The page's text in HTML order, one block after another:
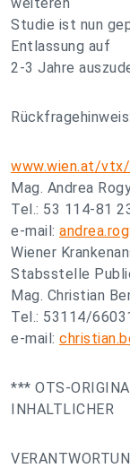
Studie ist nun
Entlassung auf
2-3 Jahre
www.wien.at/
Mag. Andrea
Tel.: 53 114-81
e-mail:
Wiener
Stabsstelle
Mag. Christian
Tel.: 53114/
e-mail:
*** OTS-
INHALTLICHER